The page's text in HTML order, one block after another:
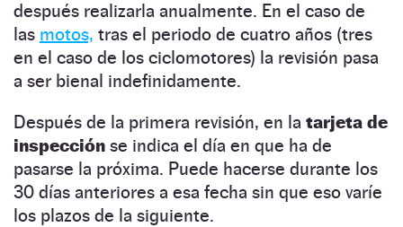
después realizarla anualmente. En el caso de
las motos, tras el periodo de cuatro años (tres
en el caso de los ciclomotores) la revisión pasa
a ser bienal indefinidamente.
Después de la primera revisión, en la tarjeta de
inspección se indica el día en que ha de
pasarse la próxima. Puede hacerse durante los
30 días anteriores a esa fecha sin que eso varíe
los plazos de la siguiente.